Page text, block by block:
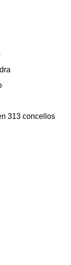
313 concellos